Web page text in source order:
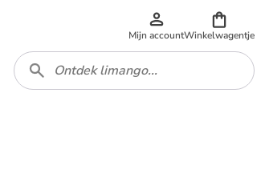
Mijn accountWinkelwagentje